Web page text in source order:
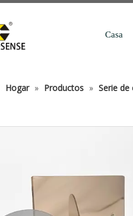
Casa
Hogar » Productos » Serie de